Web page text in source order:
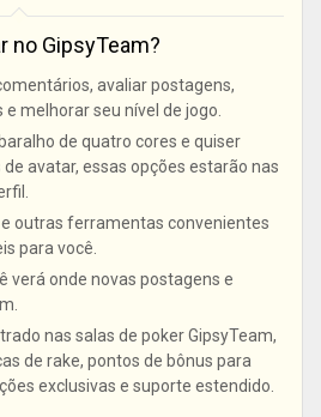
no GipsyTeam?
avaliar postagens,
melhorar seu nível de jogo.
de quatro cores e quiser
avatar, essas opções estarão nas
e outras ferramentas convenientes
para você.
verá onde novas postagens e
nas salas de poker GipsyTeam,
de rake, pontos de bônus para
exclusivas e suporte estendido.